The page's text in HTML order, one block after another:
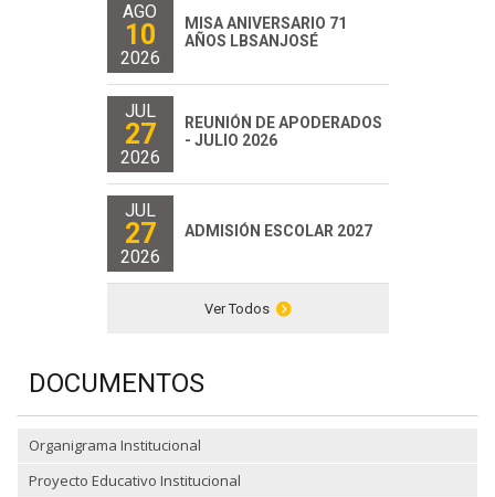
AGO
10
2026
MISA ANIVERSARIO 71
AÑOS LBSANJOSÉ
JUL
27
2026
REUNIÓN DE APODERADOS
- JULIO 2026
JUL
27
2026
ADMISIÓN ESCOLAR 2027
Ver Todos
DOCUMENTOS
Organigrama Institucional
Proyecto Educativo Institucional